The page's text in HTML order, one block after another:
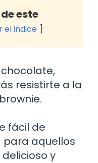
este
el indice
resistirte a la
fácil de
aquellos
y